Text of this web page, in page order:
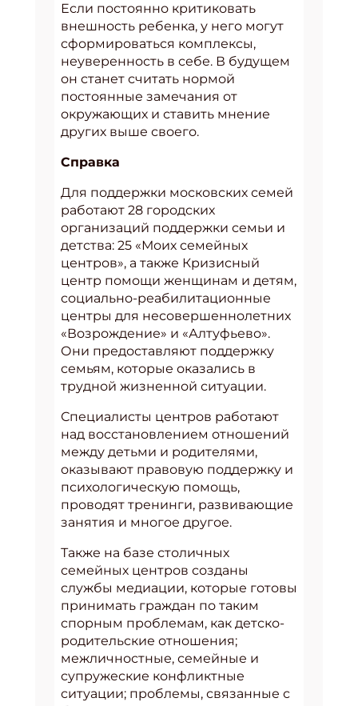
Если постоянно критиковать
внешность ребенка, у него могут
сформироваться комплексы,
неуверенность в себе. В будущем
он станет считать нормой
постоянные замечания от
окружающих и ставить мнение
других выше своего.
Справка
Для поддержки московских семей
работают 28 городских
организаций поддержки семьи и
детства: 25 «Моих семейных
центров», а также Кризисный
центр помощи женщинам и детям,
социально-реабилитационные
центры для несовершеннолетних
«Возрождение» и «Алтуфьево».
Они предоставляют поддержку
семьям, которые оказались в
трудной жизненной ситуации.
Специалисты центров работают
над восстановлением отношений
между детьми и родителями,
оказывают правовую поддержку и
психологическую помощь,
проводят тренинги, развивающие
занятия и многое другое.
Также на базе столичных
семейных центров созданы
службы медиации, которые готовы
принимать граждан по таким
спорным проблемам, как детско-
родительские отношения;
межличностные, семейные и
супружеские конфликтные
ситуации; проблемы, связанные с